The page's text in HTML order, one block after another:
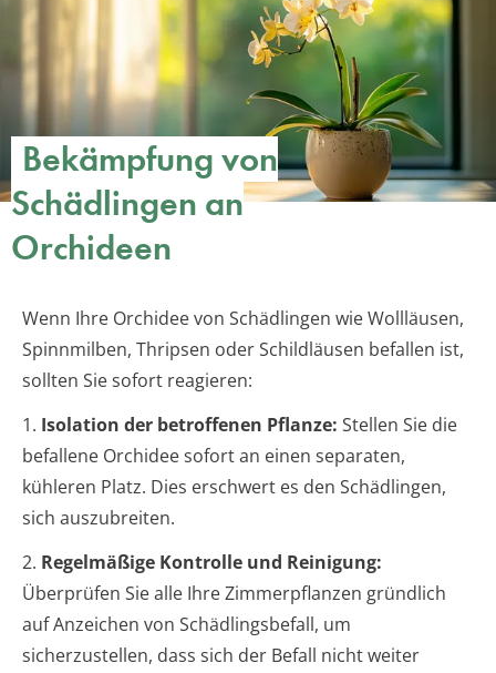
Bekämpfung von
Schädlingen an
Orchideen
Wenn Ihre Orchidee von Schädlingen wie Wollläusen,
Spinnmilben, Thripsen oder Schildläusen befallen ist,
sollten Sie sofort reagieren:
1. Isolation der betroffenen Pflanze: Stellen Sie die
befallene Orchidee sofort an einen separaten,
kühleren Platz. Dies erschwert es den Schädlingen,
sich auszubreiten.
2. Regelmäßige Kontrolle und Reinigung:
Überprüfen Sie alle Ihre Zimmerpflanzen gründlich
auf Anzeichen von Schädlingsbefall, um
sicherzustellen, dass sich der Befall nicht weiter